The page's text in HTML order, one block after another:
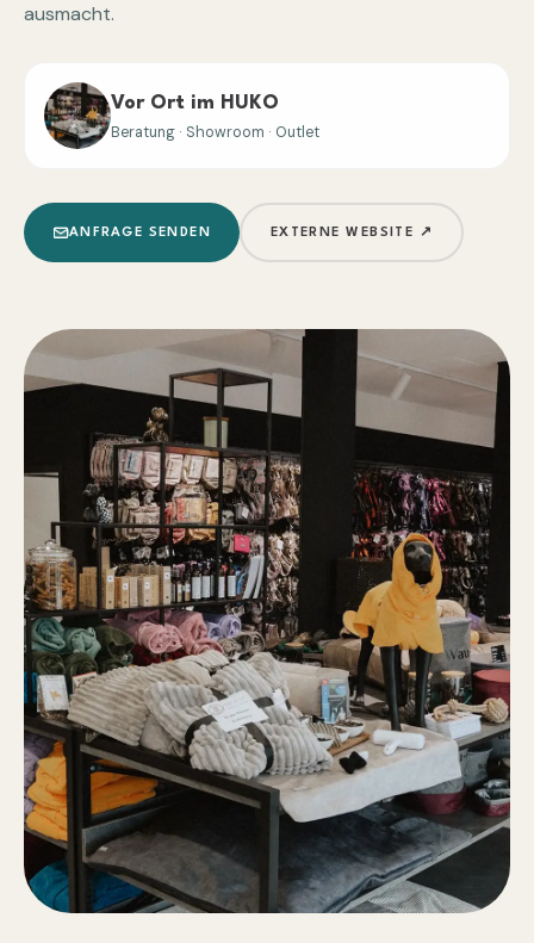
ausmacht.
Vor Ort im HUKO
Beratung · Showroom · Outlet
ANFRAGE SENDEN EXTERNE WEBSITE ↗